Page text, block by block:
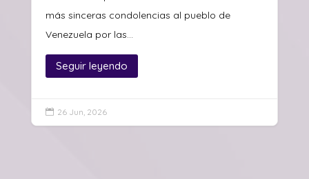
más sinceras condolencias al pueblo de
Venezuela por las...
Seguir leyendo
 26 Jun, 2026